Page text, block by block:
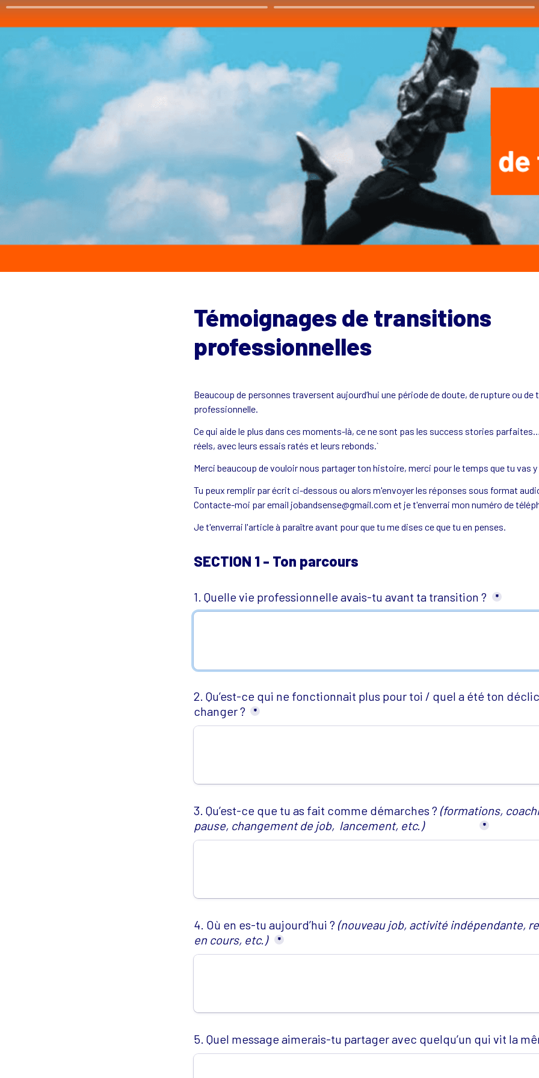
Témoignages de transitions
professionnelles
Beaucoup de personnes traversent aujourd’hui une période de doute, de rupture ou
professionnelle.
Ce qui aide le plus dans ces moments-là, ce ne sont pas les success stories
Merci beaucoup de vouloir nous partager ton histoire, merci pour le temps que tu vas
Tu peux remplir par écrit ci-dessous ou alors m'envoyer les réponses sous format
Contacte-moi par email jobandsense@gmail.com et je t'enverrai mon numéro de
Je t'enverrai l'article à paraître avant pour que tu me dises ce que tu en penses.
SECTION 1 - Ton parcours
1. Quelle vie professionnelle avais-tu avant ta transition ? *
2. Qu’est-ce qui ne fonctionnait plus pour toi / quel a été ton
changer ?
*
3. Qu’est-ce que tu as fait comme démarches ? (formations,
pause, changement de job,  lancement, etc.)
*
4. Où en es-tu aujourd’hui ? (nouveau job, activité indépendante,
en cours, etc.)
*
5. Quel message aimerais-tu partager avec quelqu’un qui vit la